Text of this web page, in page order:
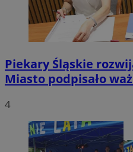
Piekary Śląskie
Miasto podpisało
4